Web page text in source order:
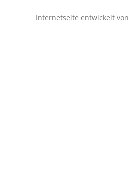
Internetseite entwickelt von